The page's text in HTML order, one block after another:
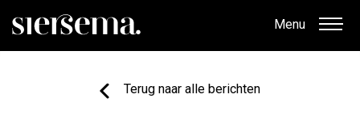
Menu
Terug naar alle berichten